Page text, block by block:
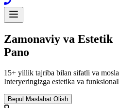
Zamonaviy va Estetik
Pano
15+ yillik tajriba bilan sifatli va
Interyeringizga estetika va
Bepul Maslahat Olish